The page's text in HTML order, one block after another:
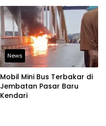
News
Mobil Mini Bus Terbakar di
Jembatan Pasar Baru
Kendari